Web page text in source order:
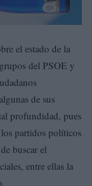
el estado de la
del PSOE y
de sus
profundidad, pues
partidos políticos
buscar el
entre ellas la